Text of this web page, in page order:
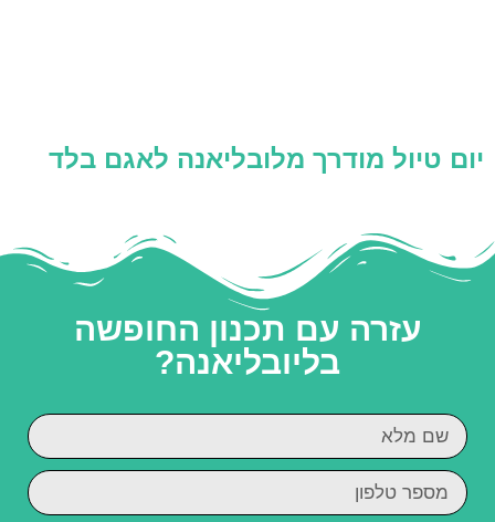
יום טיול מודרך מלובליאנה לאגם בלד
עזרה עם תכנון החופשה
בליובליאנה?